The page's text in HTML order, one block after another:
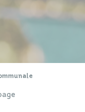
Portail Famille